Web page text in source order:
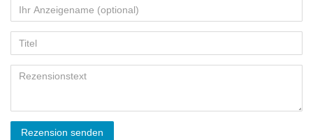
Rezension senden